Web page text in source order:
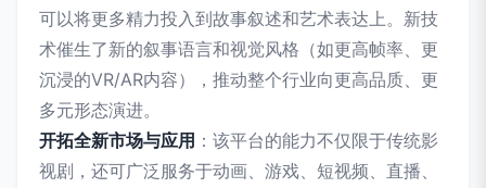
可以将更多精力投入到故事叙述和艺术表达上。新技
术催生了新的叙事语言和视觉风格（如更高帧率、更
沉浸的VR/AR内容），推动整个行业向更高品质、更
多元形态演进。
开拓全新市场与应用 ：该平台的能力不仅限于传统影
视剧，还可广泛服务于动画、游戏、短视频、直播、